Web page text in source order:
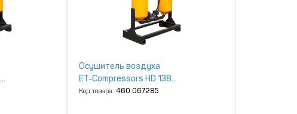
Осушитель воздуха
ET‑Compressors HD 138
адсорбционный
Код товара:460.067285